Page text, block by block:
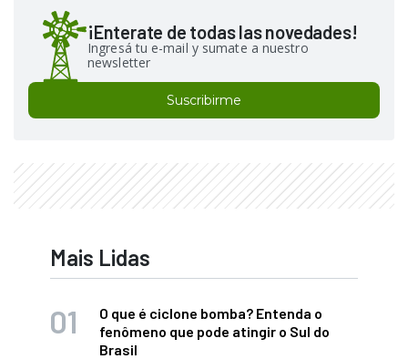
¡Enterate de todas las novedades!
Ingresá tu e-mail y sumate a nuestro
newsletter
Suscribirme
Mais Lidas
O que é ciclone bomba? Entenda o
fenômeno que pode atingir o Sul do
Brasil